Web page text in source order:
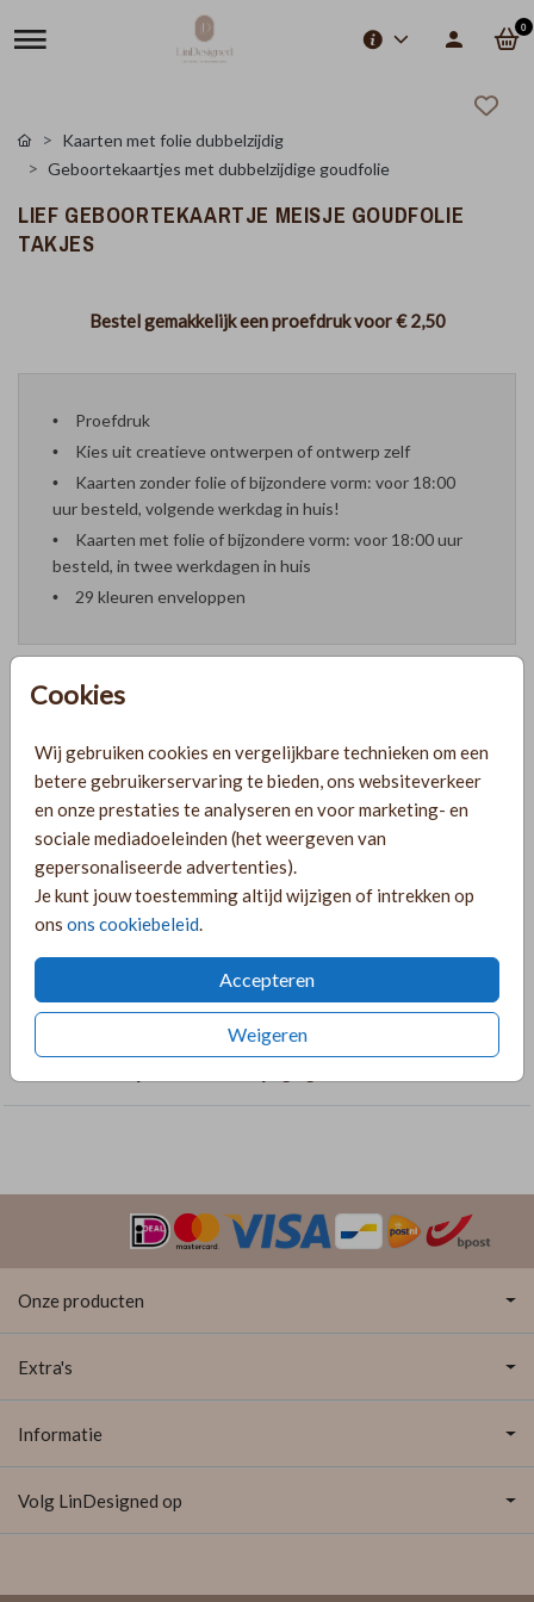
0
Cookies
Wij gebruiken cookies en vergelijkbare technieken om een
betere gebruikerservaring te bieden, ons websiteverkeer
en onze prestaties te analyseren en voor marketing- en
sociale mediadoeleinden (het weergeven van
gepersonaliseerde advertenties).
Je kunt jouw toestemming altijd wijzigen of intrekken op
ons ons cookiebeleid.
Accepteren
Weigeren
Kaarten met folie dubbelzijdig
Geboortekaartjes met dubbelzijdige goudfolie
LIEF GEBOORTEKAARTJE MEISJE GOUDFOLIE
TAKJES
Bestel gemakkelijk een proefdruk voor€ 2,50
Proefdruk
Kies uit creatieve ontwerpen of ontwerp zelf
Kaarten zonder folie of bijzondere vorm: voor 18:00
uur besteld, volgende werkdag in huis!
Kaarten met folie of bijzondere vorm: voor 18:00 uur
besteld, in twee werkdagen in huis
29 kleuren enveloppen
PRODUCTINFORMATIE
OMSCHRIJVING
van goudfolie takjes en daarin een maantje in goudfolie.
Onze producten
Extra's
Informatie
Volg LinDesigned op